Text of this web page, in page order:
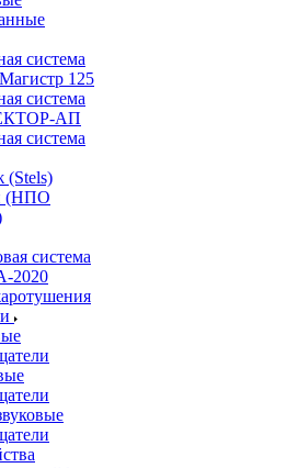
система
125
система
АП
система
(НПО
система
2020